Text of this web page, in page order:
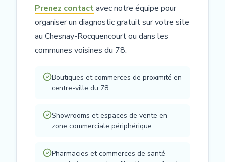
Prenez contactavec notre équipe pour
organiser un diagnostic gratuit sur votre site
au Chesnay-Rocquencourt ou dans les
communes voisines du 78.
Boutiques et commerces de proximité en
centre-ville du 78
Showrooms et espaces de vente en
zone commerciale périphérique
Pharmacies et commerces de santé